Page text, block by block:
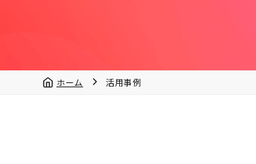
ホーム 活用事例